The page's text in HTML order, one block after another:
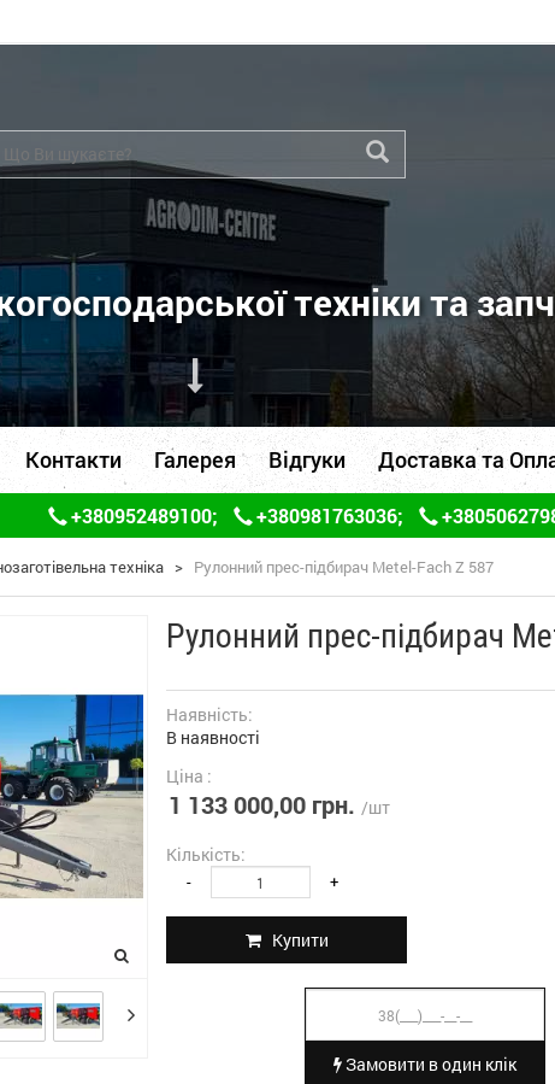
техніки та
Контакти Галерея Відгуки Доставка та
+380952489100; +380981763036;
техніка > Рулонний прес-підбирач Metel-Fach Z 587
Рулонний прес-підбирач
Наявність:
В наявності
Ціна :
1 133 000,00 грн. /шт
Кількість:
- +
Купити
Замовити в один клік